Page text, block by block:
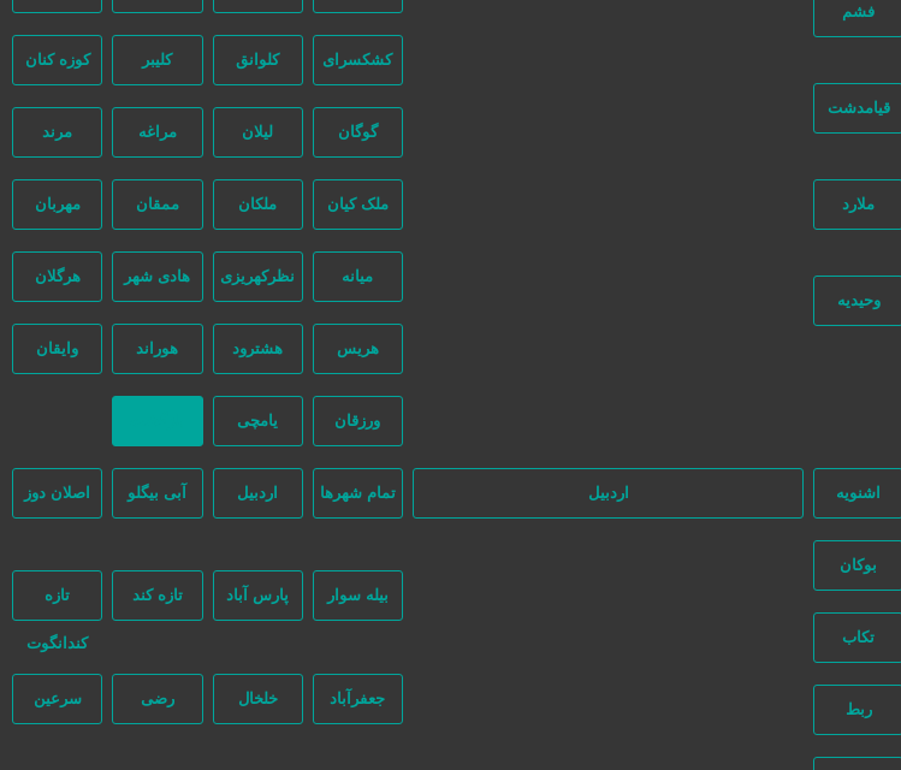
فشم
قیامدشت
ملارد
وحیدیه
کشکسرای کلوانق کلیبر کوزه کنان
گوگان لیلان مراغه مرند
ملک کیان ملکان ممقان مهربان
میانه نظرکهریزی هادی شهر هرگلان
هریس هشترود هوراند وایقان
ورزقان یامچی
اشنویه
بوکان
تکاب
ربط
اردبیل تمام شهر‌ها اردبیل آبی بیگلو اصلان دوز
بیله سوار پارس آباد تازه کند تازه
کندانگوت
جعفرآباد خلخال رضی سرعین
پس دقت فرمایید که در خرید و فروشِ شما نیازجو هیچ دخالتی نداشته و کاربران باید خودشان جنبه‌های مختلف امنیتی را در